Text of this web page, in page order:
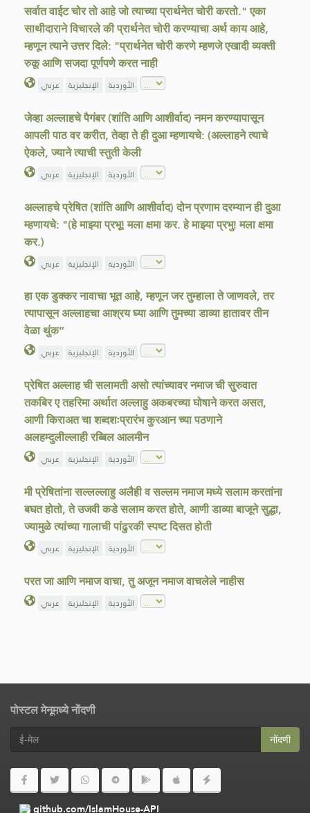
सर्वात वाईट चोर तो आहे जो त्याच्या प्रार्थनेत चोरी करतो." एका
साथीदाराने विचारले की प्रार्थनेत चोरी करण्याचा अर्थ काय आहे,
म्हणून त्याने उत्तर दिले: "प्रार्थनेत चोरी करणे म्हणजे एखादी व्यक्ती
रुकू आणि सजदा पूर्णपणे करत नाही
عربي الإنجليزية الأوردية
जेव्हा अल्लाहचे पैगंबर (शांति आणि आशीर्वाद) नमन करण्यापासून
आपली पाठ वर करीत, तेव्हा ते ही दुआ म्हणायचे: (अल्लाहने त्याचे
ऐकले, ज्याने त्याची स्तुती केली
عربي الإنجليزية الأوردية
अल्लाहचे प्रेषित (शांति आणि आशीर्वाद) दोन प्रणाम दरम्यान ही दुआ
म्हणायचे: "(हे माझ्या प्रभू! मला क्षमा कर. हे माझ्या प्रभु! मला क्षमा
कर.)
عربي الإنجليزية الأوردية
हा एक डुक्कर नावाचा भूत आहे, म्हणून जर तुम्हाला ते जाणवले, तर
त्यापासून अल्लाहचा आश्रय घ्या आणि तुमच्या डाव्या हातावर तीन
वेळा थुंक”
عربي الإنجليزية الأوردية
प्रेषित अल्लाह ची सलामती असो त्यांच्यावर नमाज ची सुरुवात
तकबिर ए तहरिमा अर्थात अल्लाहु अकबरच्या घोषाने करत असत,
आणी किराअत चा शब्दशःप्रारंभ कुरआन च्या पठणाने
अलहम्दुलील्लाही रब्बिल आलमीन
عربي الإنجليزية الأوردية
मी प्रेषितांना सल्लल्लाहु अलैही व सल्लम नमाज मध्ये सलाम करतांना
बघत होतो, ते उजवी कडे सलाम करत होते, आणी डाव्या बाजूने सुद्धा,
ज्यामुळे त्यांच्या गालाची पांढुरकी स्पष्ट दिसत होती
عربي الإنجليزية الأوردية
परत जा आणि नमाज वाचा, तु अजून नमाज वाचलेले नाहीस
عربي الإنجليزية الأوردية
पोस्टल मेनूमध्ये नोंदणी
नोंदणी
github.com/IslamHouse-API